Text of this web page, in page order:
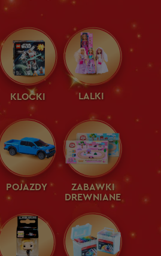
KLOCKI LALKI
POJAZDY
ZABAWKI
DREWNIANE